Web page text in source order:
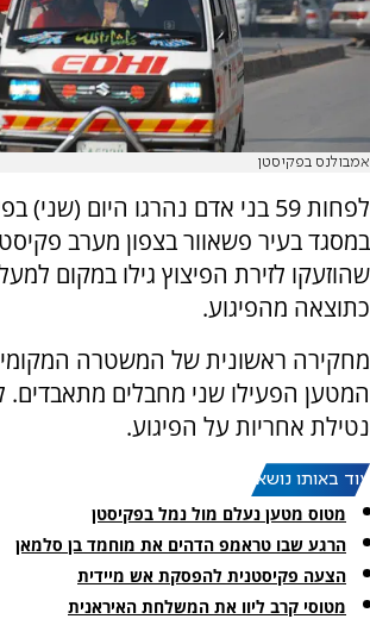
אמבולנס בפקיסטן
לפחות 59 בני אדם נהרגו היום
במסגד בעיר פשאוור בצפון מערב
כתוצאה מהפיגוע.
מחקירה ראשונית של המשטרה
המטען הפעילו שני מחבלים מתאבדים.
נטילת אחריות על הפיגוע.
עוד באותו נושא:
מטוס מטען נעלם מול נמל בפקיסטן
הרגע שבו טראמפ הדהים את מוחמד בן סלמאן
הצעה פקיסטנית להפסקת אש מיידית
מטוסי קרב ליוו את המשלחת האיראנית